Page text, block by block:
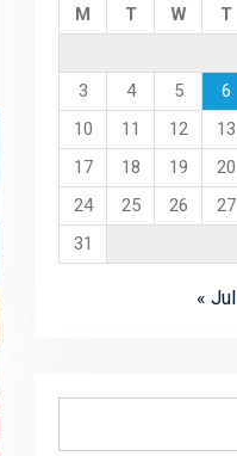
M T W T
3
4 5 6
10
11 12 13
17
18 19 20
24
25 26 27
31
« Jul